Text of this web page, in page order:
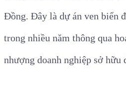
Đồng. Đây là dự án ven biển
trong nhiều năm thông qua
nhượng doanh nghiệp sở hữu